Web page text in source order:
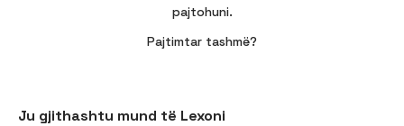
pajtohuni.
Pajtimtar tashmë?
Ju gjithashtu mund të Lexoni